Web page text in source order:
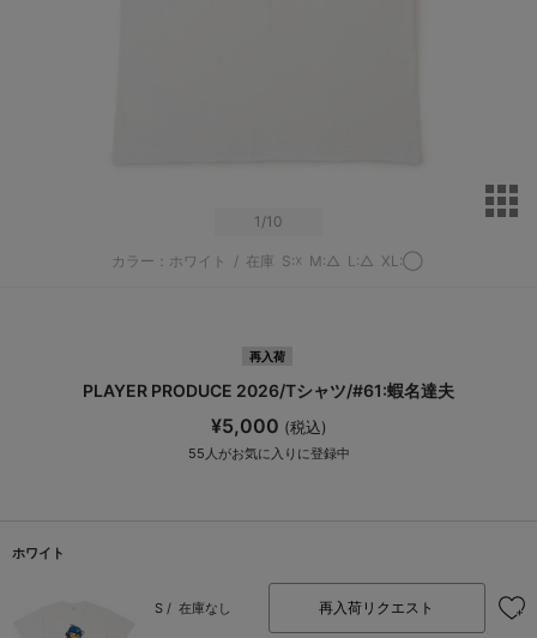
1 /10
カラー：ホワイト / 在庫 S:☓ M:△ L:△ XL:◯
再入荷
PLAYER PRODUCE 2026/Tシャツ/#61:蝦名達夫
¥5,000 (税込)
55 人がお気に入りに登録中
ホワイト
S / 在庫なし 再入荷リクエスト